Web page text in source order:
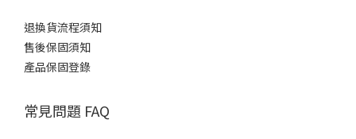
退換貨流程須知
售後保固須知
產品保固登錄
常見問題 FAQ